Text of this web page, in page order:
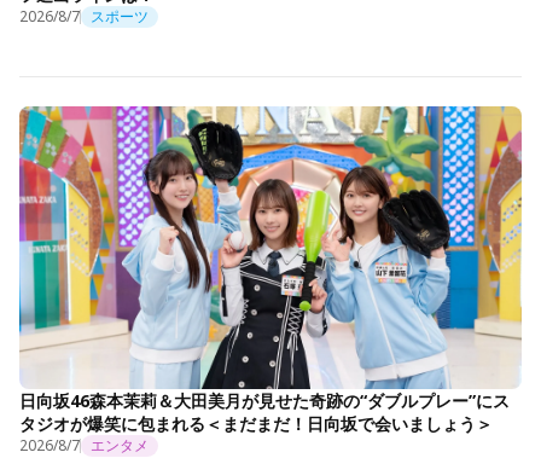
2026/8/7 スポーツ
日向坂46森本茉莉＆大田美月が見せた奇跡の“ダブルプレー”にス
タジオが爆笑に包まれる＜まだまだ！日向坂で会いましょう＞
2026/8/7 エンタメ